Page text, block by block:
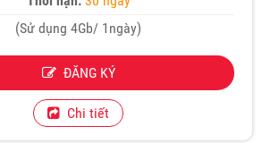
(Sử dụng 4Gb/ 1ngày)
ĐĂNG KÝ
Chi tiết